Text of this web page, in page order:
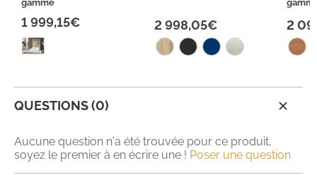
gamme
1 999,15€ 2 998,05€ 2
QUESTIONS (0)
Aucune question n'a été trouvée pour ce produit,
soyez le premier à en écrire une ! Poser une question